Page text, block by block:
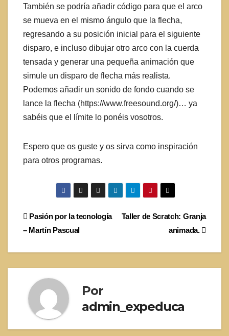
También se podría añadir código para que el arco
se mueva en el mismo ángulo que la flecha,
regresando a su posición inicial para el siguiente
disparo, e incluso dibujar otro arco con la cuerda
tensada y generar una pequeña animación que
simule un disparo de flecha más realista.
Podemos añadir un sonido de fondo cuando se
lance la flecha (https://www.freesound.org/)… ya
sabéis que el límite lo ponéis vosotros.
Espero que os guste y os sirva como inspiración
para otros programas.
Navegación
Taller de Scratch: Granja
animada.
Pasión por la tecnología
– Martín Pascual
Por
admin_expeduca